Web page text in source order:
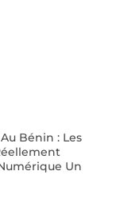
Bénin : Les
Un